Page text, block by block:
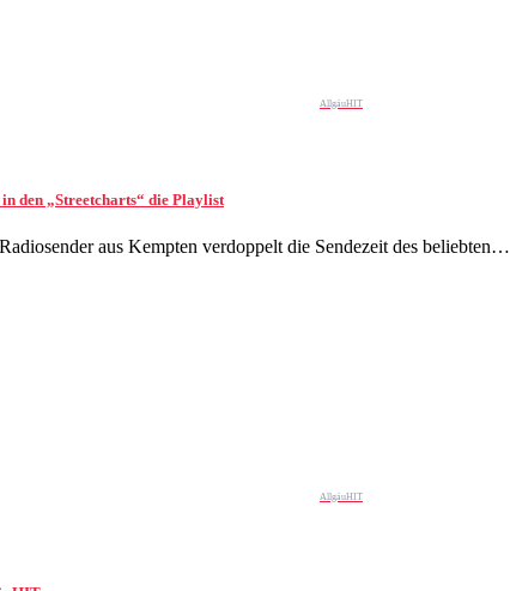
AllgäuHIT
den „Streetcharts“ die Playlist
aus Kempten verdoppelt die Sendezeit des beliebten…
AllgäuHIT